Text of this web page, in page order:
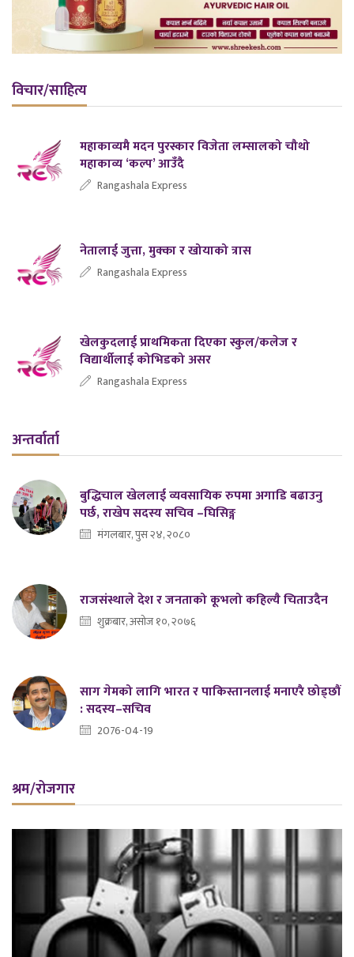
विचार/साहित्य
महाकाव्यमै मदन पुरस्कार विजेता लम्सालको चौथो
महाकाव्य ‘कल्प’ आउँदै
Rangashala Express
नेतालाई जुत्ता, मुक्का र खोयाको त्रास
Rangashala Express
खेलकुदलाई प्राथमिकता दिएका स्कुल/कलेज र
विद्यार्थीलाई कोभिडको असर
Rangashala Express
अन्तर्वार्ता
बुद्धिचाल खेललाई व्यवसायिक रुपमा अगाडि बढाउनु
पर्छ, राखेप सदस्य सचिव –घिसिङ्ग
मंगलबार, पुस २४, २०८०
राजसंस्थाले देश र जनताको कूभलो कहिल्यै चिताउदैन
शुक्रबार, असोज १०, २०७६
साग गेमको लागि भारत र पाकिस्तानलाई मनाएरै छोड्छौं
: सदस्य–सचिव
2076-04-19
श्रम/रोजगार